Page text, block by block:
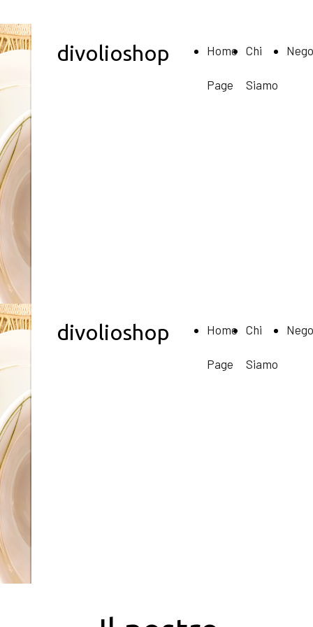
divolioshop Home
Page
Chi
Siamo
divolioshop Home
Page
Chi
Siamo